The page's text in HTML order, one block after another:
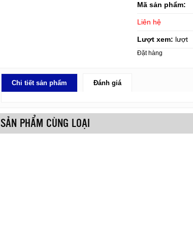
Mã sản phẩm:
Liên hệ
Lượt xem: lượt
Đặt hàng
Chi tiết sản phẩm Đánh giá
SẢN PHẨM CÙNG LOẠI